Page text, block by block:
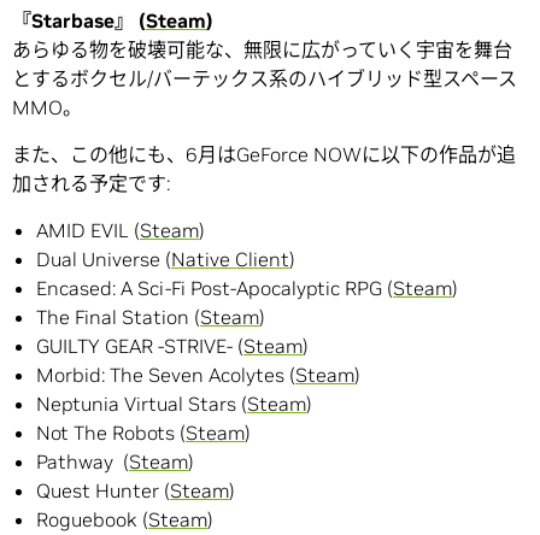
『Starbase』 (Steam)
あらゆる物を破壊可能な、無限に広がっていく宇宙を舞台
とするボクセル/バーテックス系のハイブリッド型スペース
MMO。
また、この他にも、6月はGeForce NOWに以下の作品が追
加される予定です:
AMID EVIL (Steam)
Dual Universe (Native Client)
Encased: A Sci-Fi Post-Apocalyptic RPG (Steam)
The Final Station (Steam)
GUILTY GEAR -STRIVE- (Steam)
Morbid: The Seven Acolytes (Steam)
Neptunia Virtual Stars (Steam)
Not The Robots (Steam)
Pathway (Steam)
Quest Hunter (Steam)
Roguebook (Steam)